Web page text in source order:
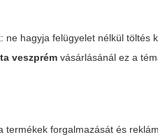
hagyja felügyelet nélkül töltés
veszprém vásárlásánál ez a
forgalmazását és